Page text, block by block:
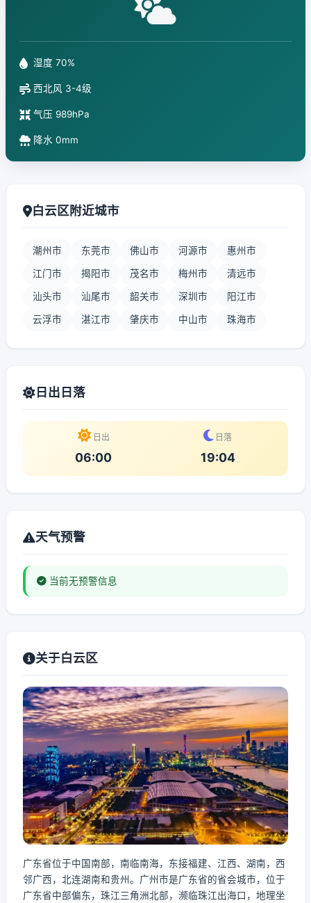
湿度 70%
西北风 3-4级
气压 989hPa
降水 0mm
白云区附近城市
潮州市 东莞市 佛山市 河源市 惠州市
江门市 揭阳市 茂名市 梅州市 清远市
汕头市 汕尾市 韶关市 深圳市 阳江市
云浮市 湛江市 肇庆市 中山市 珠海市
日出日落
日出
06:00
日落
19:04
天气预警
当前无预警信息
关于白云区
广东省位于中国南部，南临南海，东接福建、江西、湖南，西
邻广西，北连湖南和贵州。广州市是广东省的省会城市，位于
广东省中部偏东，珠江三角洲北部，濒临珠江出海口，地理坐